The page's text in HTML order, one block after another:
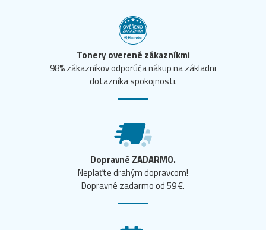
Tonery overené zákazníkmi
98% zákazníkov odporúča nákup na základni
dotazníka spokojnosti.
Dopravné ZADARMO.
Neplaťte drahým dopravcom!
Dopravné zadarmo od 59 €.